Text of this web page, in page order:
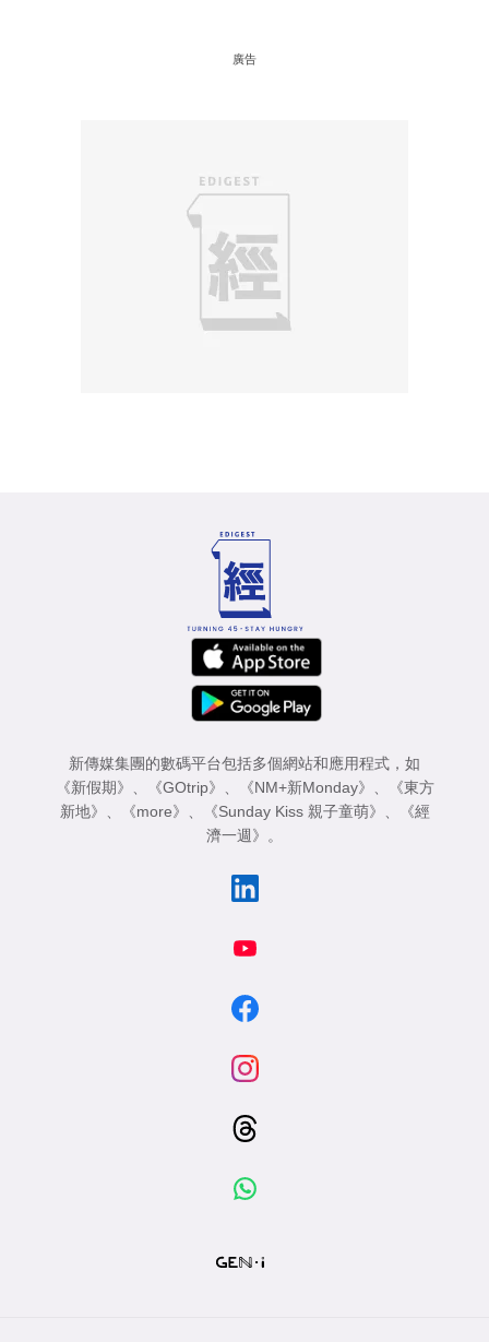
廣告
新傳媒集團的數碼平台包括多個網站和應用程式，如
《新假期》
《GOtrip》 《NM+新Monday》
《東方
新地》
《more》 《Sunday Kiss 親子童萌》
《經
濟一週》
。